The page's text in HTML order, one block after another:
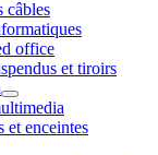
câbles
office
et tiroirs
et enceintes